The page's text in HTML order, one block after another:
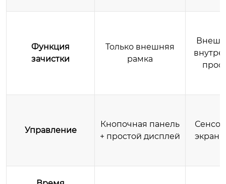
Функция
зачистки
Только внешняя
рамка
Управление
Кнопочная панель
+ простой дисплей
экран